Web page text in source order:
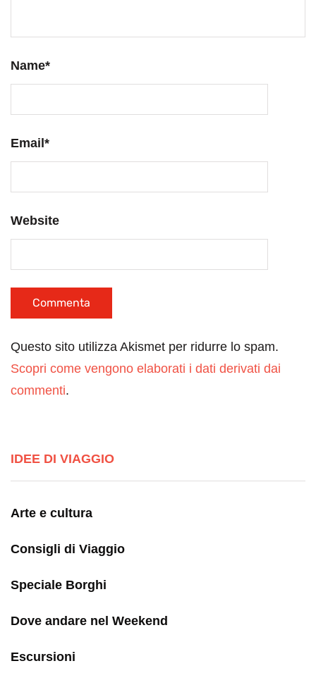
Name*
Email *
Website
Questo sito utilizza Akismet per ridurre lo spam.
Scopri come vengono elaborati i dati derivati dai
commenti.
IDEE DI VIAGGIO
Arte e cultura
Consigli di Viaggio
Speciale Borghi
Dove andare nel Weekend
Escursioni